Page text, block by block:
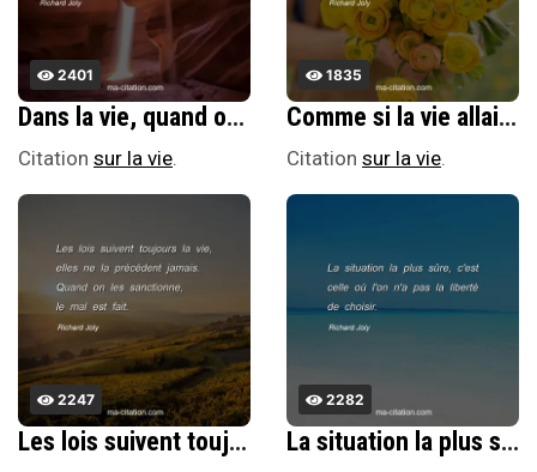
2401
Dans la vie, quand on pense le dernier acte arrivÃ©, on s'aperÃ§oit souvent que la piÃ¨ce ne se comprend pas sans son Ã©pilogue.
Citation sur la vie.
1835
Comme si la vie allait attendre la raison ! Non, la vie s'Ã©difie Ã tout instant de ses propres effritements...
Citation sur la vie.
2247
Les lois suivent toujours la vie, elles ne la prÃ©cÃ¨dent jamais. Quand on les sanctionne, le mal est fait.
2282
La situation la plus sÃ»re, c'est celle oÃ¹ l'on n'a pas la libertÃ© de choisir.